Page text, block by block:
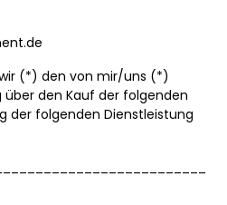
(*) den von mir/uns (*)
den Kauf der folgenden
der folgenden Dienstleistung